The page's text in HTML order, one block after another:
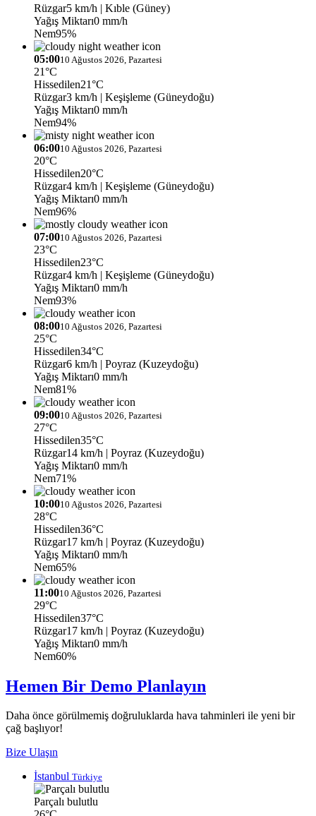
Rüzgar5 km/h | Kıble (Güney)
Yağış Miktarı0 mm/h
Nem95%
05:0010 Ağustos 2026, Pazartesi
21°C
Hissedilen21°C
Rüzgar3 km/h | Keşişleme (Güneydoğu)
Yağış Miktarı0 mm/h
Nem94%
06:0010 Ağustos 2026, Pazartesi
20°C
Hissedilen20°C
Rüzgar4 km/h | Keşişleme (Güneydoğu)
Yağış Miktarı0 mm/h
Nem96%
07:0010 Ağustos 2026, Pazartesi
23°C
Hissedilen23°C
Rüzgar4 km/h | Keşişleme (Güneydoğu)
Yağış Miktarı0 mm/h
Nem93%
08:0010 Ağustos 2026, Pazartesi
25°C
Hissedilen34°C
Rüzgar6 km/h | Poyraz (Kuzeydoğu)
Yağış Miktarı0 mm/h
Nem81%
09:0010 Ağustos 2026, Pazartesi
27°C
Hissedilen35°C
Rüzgar14 km/h | Poyraz (Kuzeydoğu)
Yağış Miktarı0 mm/h
Nem71%
10:0010 Ağustos 2026, Pazartesi
28°C
Hissedilen36°C
Rüzgar17 km/h | Poyraz (Kuzeydoğu)
Yağış Miktarı0 mm/h
Nem65%
11:0010 Ağustos 2026, Pazartesi
29°C
Hissedilen37°C
Rüzgar17 km/h | Poyraz (Kuzeydoğu)
Yağış Miktarı0 mm/h
Nem60%
Hemen Bir Demo Planlayın
Daha önce görülmemiş doğruluklarda hava tahminleri ile yeni bir
çağ başlıyor!
Bize Ulaşın
İstanbul Türkiye
Parçalı bulutlu